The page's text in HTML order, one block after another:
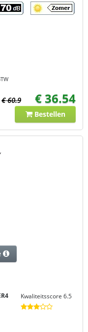
€ 60.9 € 36.54
Bestellen
Kwaliteitsscore 6.5